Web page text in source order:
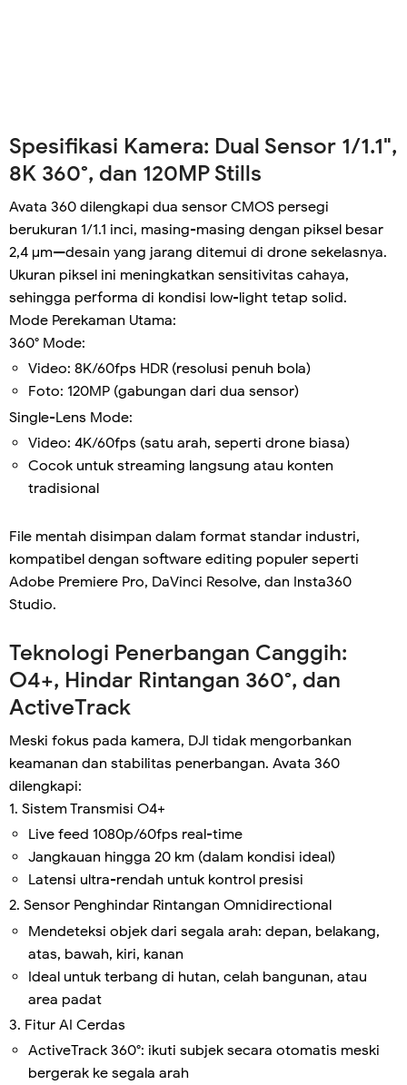
Spesifikasi Kamera: Dual Sensor 1/1.1",
8K 360°, dan 120MP Stills
Avata 360 dilengkapi dua sensor CMOS persegi
berukuran 1/1.1 inci, masing-masing dengan piksel besar
2,4 μm—desain yang jarang ditemui di drone sekelasnya.
Ukuran piksel ini meningkatkan sensitivitas cahaya,
sehingga performa di kondisi low-light tetap solid.
Mode Perekaman Utama:
360° Mode:
Video: 8K/60fps HDR (resolusi penuh bola)
Foto: 120MP (gabungan dari dua sensor)
Single-Lens Mode:
Video: 4K/60fps (satu arah, seperti drone biasa)
Cocok untuk streaming langsung atau konten
tradisional
File mentah disimpan dalam format standar industri,
kompatibel dengan software editing populer seperti
Adobe Premiere Pro, DaVinci Resolve, dan Insta360
Studio.
Teknologi Penerbangan Canggih:
O4+, Hindar Rintangan 360°, dan
ActiveTrack
Meski fokus pada kamera, DJI tidak mengorbankan
keamanan dan stabilitas penerbangan. Avata 360
dilengkapi:
1. Sistem Transmisi O4+
Live feed 1080p/60fps real-time
Jangkauan hingga 20 km (dalam kondisi ideal)
Latensi ultra-rendah untuk kontrol presisi
2. Sensor Penghindar Rintangan Omnidirectional
Mendeteksi objek dari segala arah: depan, belakang,
atas, bawah, kiri, kanan
Ideal untuk terbang di hutan, celah bangunan, atau
area padat
3. Fitur AI Cerdas
ActiveTrack 360°: ikuti subjek secara otomatis meski
bergerak ke segala arah